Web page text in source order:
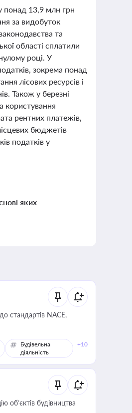
понад 13,9 млн грн
за видобуток
та
області сплатили
році. У
зокрема понад
лісових ресурсів і
Також у березні
користування
рентних платежів,
бюджетів
податків у
яких
стандартів NACE,
Будівельна
діяльність
+10
об’єктів будівництва